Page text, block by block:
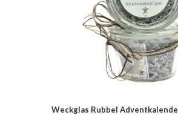
Weckglas Rubbel